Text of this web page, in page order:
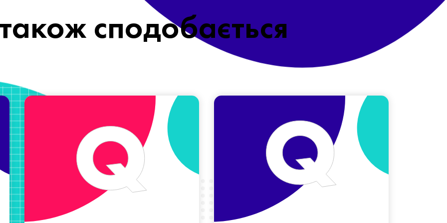
сподобається